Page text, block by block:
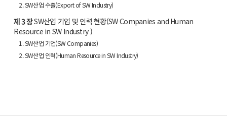
2. SW산업 수출(Export of SW Industry)
제 3 장SW산업 기업 및 인력 현황(SW Companies and Human
Resource in SW Industry )
1. SW산업 기업(SW Companies)
2. SW산업 인력(Human Resource in SW Industry)